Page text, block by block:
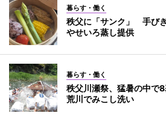
暮らす・働く
秩父に「サンク」 手び
やせいろ蒸し提供
暮らす・働く
秩父川瀬祭、猛暑の中で
荒川でみこし洗い